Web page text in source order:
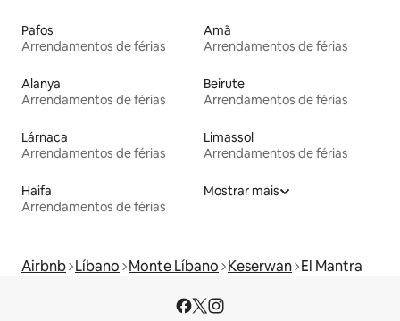
Pafos
Arrendamentos de férias
Amã
Arrendamentos de férias
Alanya
Arrendamentos de férias
Beirute
Arrendamentos de férias
Lárnaca
Arrendamentos de férias
Limassol
Arrendamentos de férias
Haifa
Arrendamentos de férias
Mostrar mais
Airbnb Líbano Monte Líbano Keserwan El Mantra